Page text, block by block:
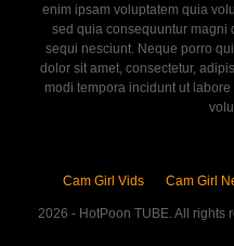
enim ipsam voluptatem quia
sed quia consequuntur magni
sequi nesciunt. Neque porro
dolor sit amet, consectetur,
modi tempora incidunt ut
Cam Girl Vids Cam Girl
2026 - HotPoon TUBE. All rights